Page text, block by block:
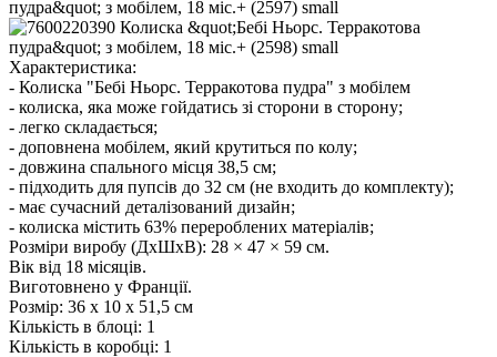
Характеристика:
- Колиска "Бебi Ньорс. Терракотова пудра" з мобілем
- колиска, яка може гойдатись зі сторони в сторону;
- легко складається;
- доповнена мобілем, який крутиться по колу;
- довжина спального місця 38,5 см;
- підходить для пупсів до 32 см (не входить до комплекту);
- має сучасний деталізований дизайн;
- колиска містить 63% перероблених матеріалів;
Розміри виробу (ДхШхВ): 28 × 47 × 59 см.
Вік від 18 місяців.
Виготовнено у Франції.
Розмір: 36 х 10 х 51,5 см
Кількість в блоці: 1
Кількість в коробці: 1